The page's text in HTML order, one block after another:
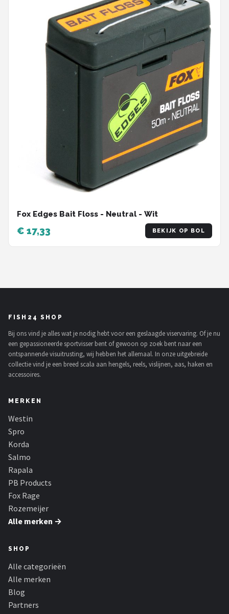
Fox Edges Bait Floss - Neutral - Wit
€ 17,33 BEKIJK OP BOL
FISH24 SHOP
Bij ons vind je alles wat je nodig hebt voor een geslaagde viservaring. Of je nu
een gepassioneerde sportvisser bent of gewoon op zoek bent naar een
ontspannende visuitrusting, wij hebben het allemaal. In onze uitgebreide
collectie vind je een breed scala aan hengels, reels, vislijnen, aas, haken en
accessoires.
MERKEN
Westin
Spro
Korda
Salmo
Rapala
PB Products
Fox Rage
Rozemeijer
Alle merken →
SHOP
Alle categorieën
Alle merken
Blog
Partners